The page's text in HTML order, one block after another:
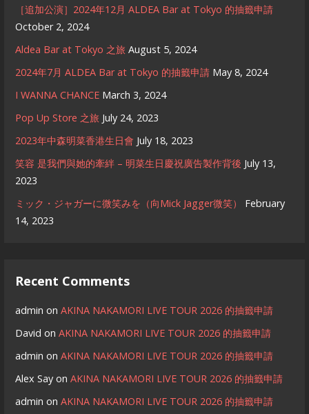
［追加公演］2024年12月 ALDEA Bar at Tokyo 的抽籤申請
October 2, 2024
Aldea Bar at Tokyo 之旅 August 5, 2024
2024年7月 ALDEA Bar at Tokyo 的抽籤申請 May 8, 2024
I WANNA CHANCE March 3, 2024
Pop Up Store 之旅 July 24, 2023
2023年中森明菜香港生日會 July 18, 2023
笑容 是我們與她的牽絆 – 明菜生日慶祝廣告製作背後 July 13,
2023
ミック・ジャガーに微笑みを（向Mick Jagger微笑）
February
14, 2023
Recent Comments
admin onAKINA NAKAMORI LIVE TOUR 2026 的抽籤申請
David onAKINA NAKAMORI LIVE TOUR 2026 的抽籤申請
admin onAKINA NAKAMORI LIVE TOUR 2026 的抽籤申請
Alex Say onAKINA NAKAMORI LIVE TOUR 2026 的抽籤申請
admin onAKINA NAKAMORI LIVE TOUR 2026 的抽籤申請